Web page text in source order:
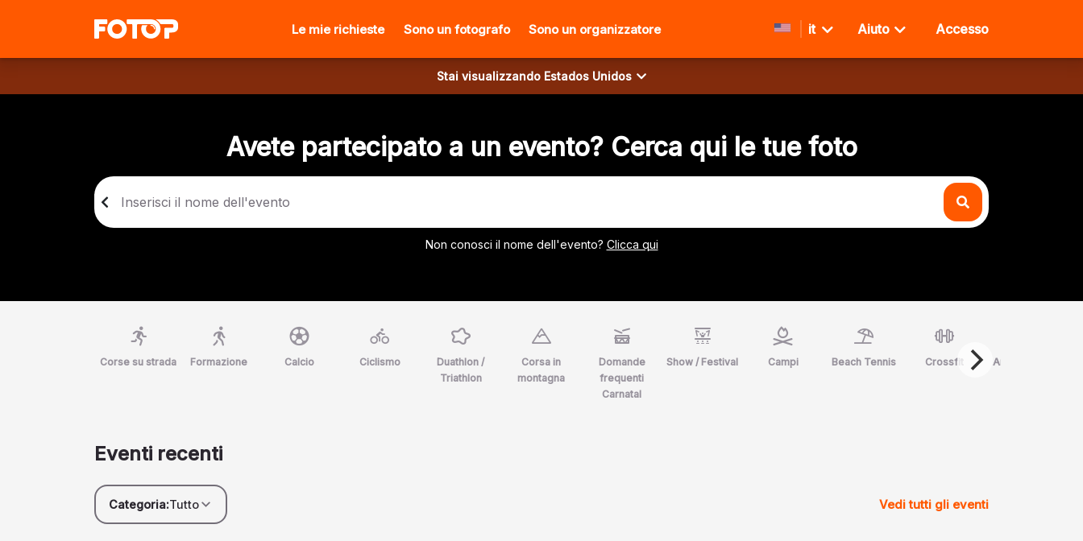
Le mie richieste Sono un fotografo Sono un organizzatore it Aiuto Accesso
Stai visualizzando Estados Unidos
Avete partecipato a un evento? Cerca qui le tue foto
Non conosci il nome dell'evento? Clicca qui
Corse su strada Formazione Calcio Ciclismo
Duathlon /
Triathlon
Corsa in
montagna
Domande
frequenti
Carnatal
Show / Festival Campi Beach Tennis Crossfit Arte Marziale
Eventi recenti
Categoria:Tutto Vedi tutti gli eventi